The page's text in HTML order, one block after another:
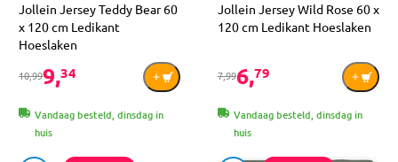
Jollein Jersey Teddy Bear 60
x 120 cm Ledikant
Hoeslaken
10,999,34
Vandaag besteld, dinsdag in
huis
Jollein Jersey Wild Rose 60 x
120 cm Ledikant Hoeslaken
7,996,79
Vandaag besteld, dinsdag in
huis